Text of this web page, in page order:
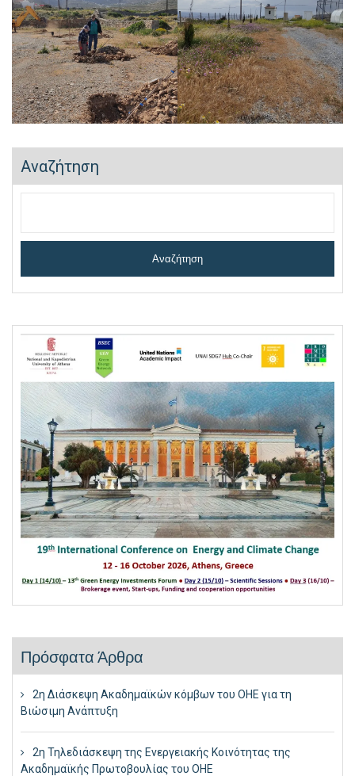
Αναζήτηση
Αναζήτηση
Πρόσφατα Άρθρα
2η Διάσκεψη Ακαδημαϊκών κόμβων του ΟΗΕ για τη
Βιώσιμη Ανάπτυξη
2η Τηλεδιάσκεψη της Ενεργειακής Κοινότητας της
Ακαδημαϊκής Πρωτοβουλίας του ΟΗΕ